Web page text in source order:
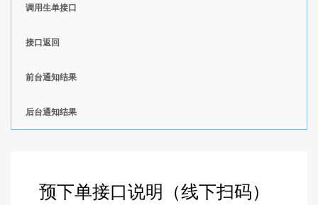
调用生单接口
接口返回
前台通知结果
后台通知结果
预下单接口说明（线下扫码）